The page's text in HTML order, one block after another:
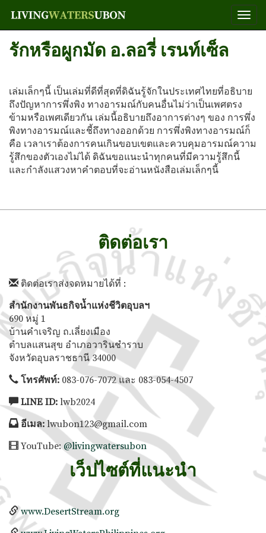
รักหรือผูกมัด อ.ลอรี่ เรนท์เซ็ล
เล่มเล็กๆนี้ เป็นเล่มที่ดีที่สุดที่ดิฉันรู้จักในประเทศไทยที่อธิบาย
ถึงปัญหาการพึ่งพิง ทางอารมณ์กับคนอื่นไม่ว่าเป็นเพศตรง
ข้ามหรือเพศเดียวกัน เล่มนี้อธิบายถึงอาการต่างๆ ของ การพึ่ง
พิงทางอารมณ์และชี้ถึงทางออกด้วย การพึ่งพิงทางอารมณ์ก็
คือ เวลาเราต้องการคนเกินขอบเขตและควบคุมอารมณ์ความ
รู้สึกของตัวเองไม่ได้ ดิฉันขอแนะนำทุกคนที่มีความรู้สึกนี้
และกําลังแสวงหาคําตอบที่จะอ่านหนังสือเล่มเล็กๆนี้
ติดต่อเรา
ติดต่อเราส่งจดหมายได้ที่ :
สำนักงานพันธกิจน้ำแห่งชีวิตอุบลฯ
690 หมู่ 1
บ้านคำเจริญ ถ.เลี่ยงเมือง
ตำบลแสนสุข อำเภอวารินชำราบ
จังหวัดอุบลราชธานี 34000
โทรศัพท์: 083-076-7072 และ 083-054-4507
LINE ID: lwb2024
อีเมล: lwubon123@gmail.com
YouTube:@livingwatersubon
เว็ปไซต์ที่แนะนำ
www.DesertStream.org